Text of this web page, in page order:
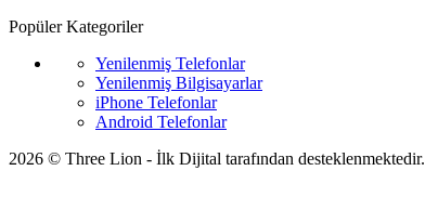
Popüler Kategoriler
Yenilenmiş Telefonlar
Yenilenmiş Bilgisayarlar
iPhone Telefonlar
Android Telefonlar
2026 © Three Lion - İlk Dijital tarafından desteklenmektedir.